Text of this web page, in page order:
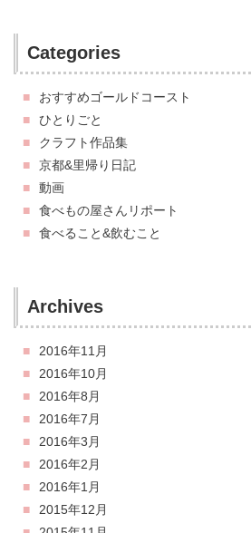
Categories
おすすめゴールドコースト
ひとりごと
クラフト作品集
京都&里帰り日記
動画
食べもの屋さんリポート
食べること&飲むこと
Archives
2016年11月
2016年10月
2016年8月
2016年7月
2016年3月
2016年2月
2016年1月
2015年12月